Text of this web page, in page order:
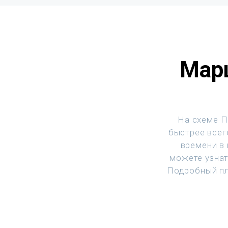
На схеме
быстрее
времени в
можете
Подробный